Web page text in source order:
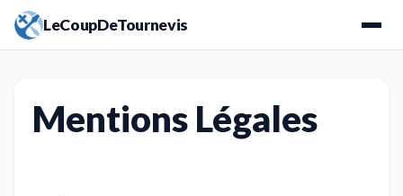
LeCoupDeTournevis
Mentions Légales